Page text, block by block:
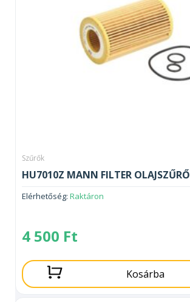
Szűrők
HU7010Z MANN FILTER OLAJSZŰRŐ
Elérhetőség: Raktáron
4 500 Ft
Kosárba